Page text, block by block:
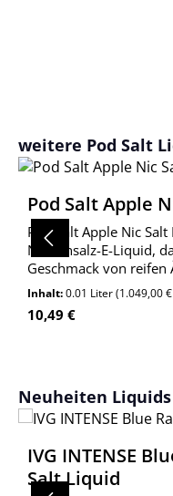
Produktgalerie
weitere Pod Salt
Pod Salt Apple
Pod Salt Apple Nic
Nikotinsalz-E-Liquid,
Geschmack von
Entwickelt für die
dieses Liquid ein
Inhalt:0.01 Liter(1.049,00
Regulärer Preis:
10,49 €
Produktgalerie
Neuheiten Liquids
IVG INTENSE
Salt Liquid